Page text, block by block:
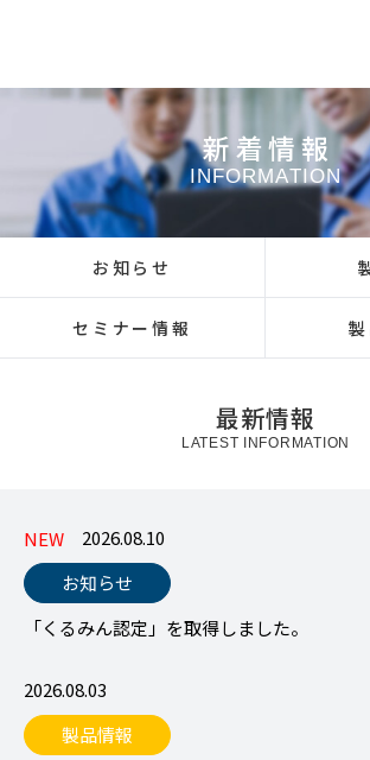
新着情報
INFORMATION
お知らせ
セミナー情報
最新情報
LATEST INFORMATION
2026.08.10
お知らせ
「くるみん認定」を取得しました。
2026.08.03
製品情報